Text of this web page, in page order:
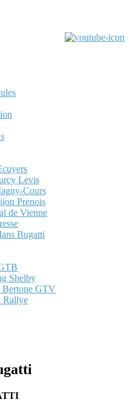
Levis
Cours
Prenois
de Vienne
Bugatti
Shelby
Bertone GTV
Rallye